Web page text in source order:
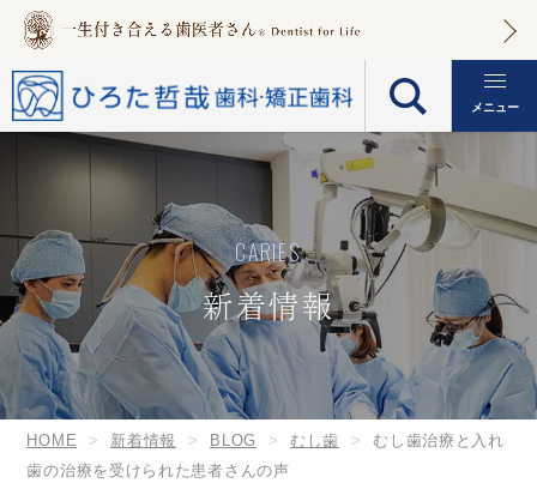
メニュー
CARIES
新着情報
HOME 新着情報 BLOG むし歯
むし歯治療と入れ
歯の治療を受けられた患者さんの声